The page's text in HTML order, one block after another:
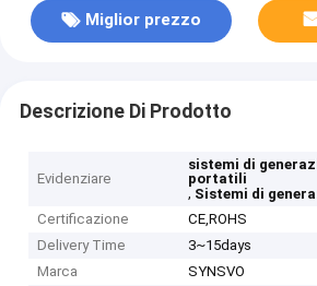
Miglior prezzo
Descrizione Di Prodotto
Evidenziare
sistemi di
portatili
, Sistemi di
Certificazione
CE,ROHS
Delivery Time
3~15days
Marca
SYNSVO